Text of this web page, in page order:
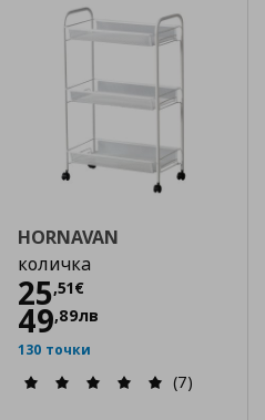
HORNAVAN
количка
25,51€
Цена
49,89лв
130 точки
(7)